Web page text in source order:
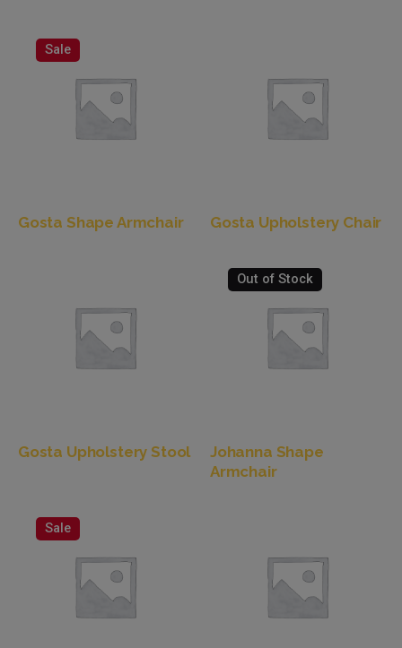
Sale
Gosta Shape Armchair Gosta Upholstery Chair
Gosta Upholstery Stool
Out of Stock
Johanna Shape
Armchair
Sale